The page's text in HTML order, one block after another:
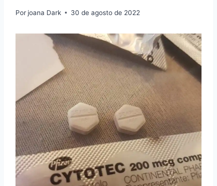
Por joana Dark 30 de agosto de 2022